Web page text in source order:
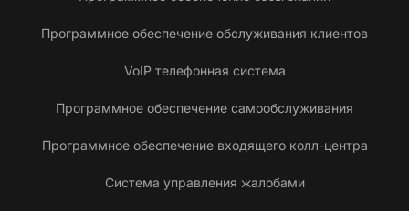
Программное обеспечение обслуживания клиентов
VoIP телефонная система
Программное обеспечение самообслуживания
Программное обеспечение входящего колл-центра
Система управления жалобами